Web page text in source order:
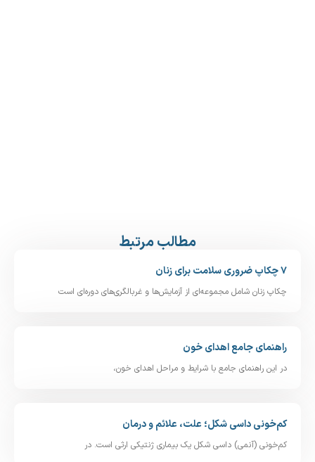
مطالب مرتبط
۷ چکاپ ضروری سلامت برای زنان
چکاپ زنان شامل مجموعه‌ای از آزمایش‌ها و غربالگری‌های دوره‌ای است
راهنمای جامع اهدای خون
در این راهنمای جامع با شرایط و مراحل اهدای خون،
کم‌خونی داسی‌ شکل؛ علت، علائم و درمان
کم‌خونی (آنمی) داسی‌ شکل یک بیماری ژنتیکی ارثی است. در